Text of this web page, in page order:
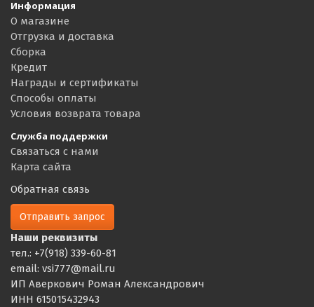
Информация
О магазине
Отгрузка и доставка
Сборка
Кредит
Награды и сертификаты
Способы оплаты
Условия возврата товара
Служба поддержки
Связаться с нами
Карта сайта
Обратная связь
Отправить запрос
Наши реквизиты
тел.: +7(918) 339-60-81
email: vsi777@mail.ru
ИП Аверкович Роман Александрович
ИНН 615015432943